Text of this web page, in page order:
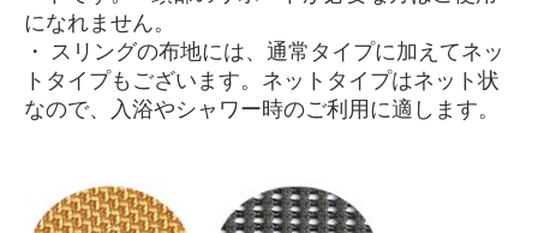
になれません。
・ スリングの布地には、通常タイプに加えてネッ
トタイプもございます。ネットタイプはネット状
なので、入浴やシャワー時のご利用に適します。